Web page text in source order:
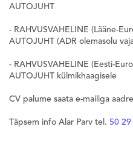
AUTOJUHT
- RAHVUSVAHELINE (Lääne-
AUTOJUHT (ADR olemasolu
- RAHVUSVAHELINE (Eesti-
AUTOJUHT külmikhaagisele
CV palume saata e-mailiga
Täpsem info Alar Parv tel. 50 29